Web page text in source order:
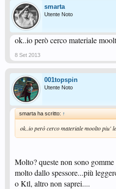
smarta
Utente Noto
ok..io però cerco materiale
8 Set 2013
001topspin
Utente Noto
smarta ha scritto: ↑
ok..io però cerco materiale moolto piu'
Molto? queste non sono
molto dallo spessore...più
o Ktl, altro non saprei....